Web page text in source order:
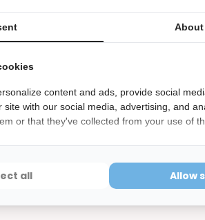
te gaan.
product met aangepaste
content and ads, provide social
site with our social media, advertising, and
or that they've collected from your use of
all Allow